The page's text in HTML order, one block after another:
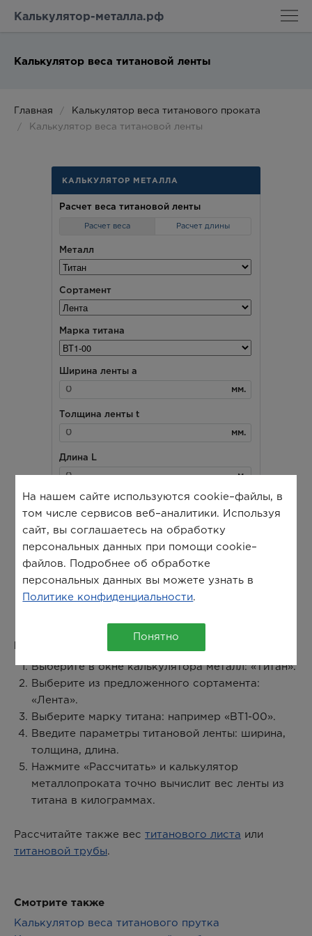
Калькулятор-металла.рф
Калькулятор веса титановой ленты
Главная
Калькулятор веса титанового проката
Калькулятор веса титановой ленты
Выберите в окне калькулятора металл: «Титан».
Выберите из предложенного сортамента:
«Лента».
Выберите марку титана: например «ВТ1-00».
Введите параметры титановой ленты: ширина,
толщина, длина.
Нажмите «Рассчитать» и калькулятор
металлопроката точно вычислит вес ленты из
титана в килограммах.
Рассчитайте также вес титанового листа или
титановой трубы.
Смотрите также
Калькулятор веса титанового прутка
На нашем сайте используются cookie–файлы, в
том числе сервисов веб–аналитики. Используя
сайт, вы соглашаетесь на обработку
персональных данных при помощи cookie–
файлов. Подробнее об обработке
персональных данных вы можете узнать в
Политике конфиденциальности.
Понятно